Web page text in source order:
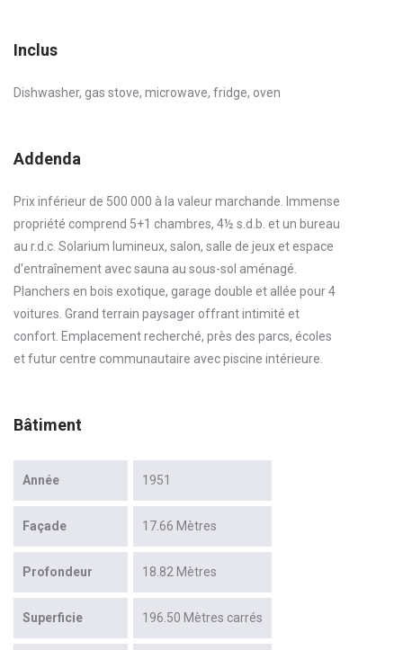
Inclus
Dishwasher, gas stove, microwave, fridge, oven
Addenda
Prix inférieur de 500 000 à la valeur marchande. Immense
propriété comprend 5+1 chambres, 4½ s.d.b. et un bureau
au r.d.c. Solarium lumineux, salon, salle de jeux et espace
d'entraînement avec sauna au sous-sol aménagé.
Planchers en bois exotique, garage double et allée pour 4
voitures. Grand terrain paysager offrant intimité et
confort. Emplacement recherché, près des parcs, écoles
et futur centre communautaire avec piscine intérieure.
Bâtiment
Année 1951
Façade 17.66 Mètres
Profondeur 18.82 Mètres
Superficie 196.50 Mètres carrés